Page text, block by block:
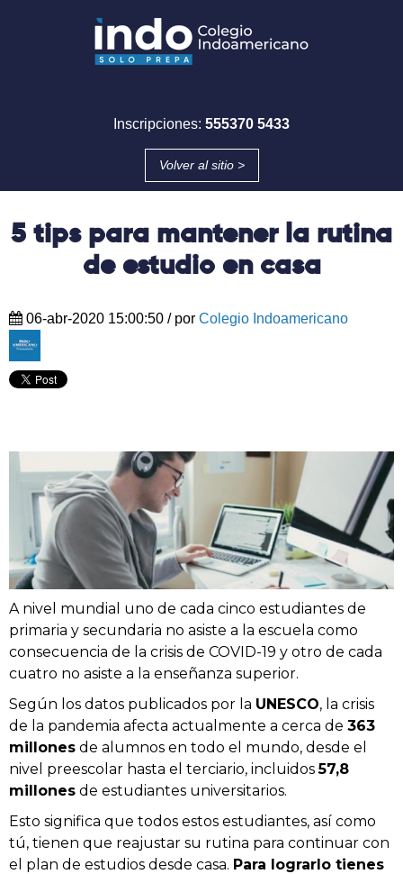
Inscripciones: 555370 5433
Volver al sitio >
5 tips para mantener la rutina
de estudio en casa
06-abr-2020 15:00:50 / por Colegio Indoamericano
A nivel mundial uno de cada cinco estudiantes de
primaria y secundaria no asiste a la escuela como
consecuencia de la crisis de COVID-19 y otro de cada
cuatro no asiste a la enseñanza superior.
Según los datos publicados por la UNESCO, la crisis
de la pandemia afecta actualmente a cerca de 363
millones de alumnos en todo el mundo, desde el
nivel preescolar hasta el terciario, incluidos57,8
millones de estudiantes universitarios.
Esto significa que todos estos estudiantes, así como
tú, tienen que reajustar su rutina para continuar con
el plan de estudios desde casa. Para lograrlo tienes